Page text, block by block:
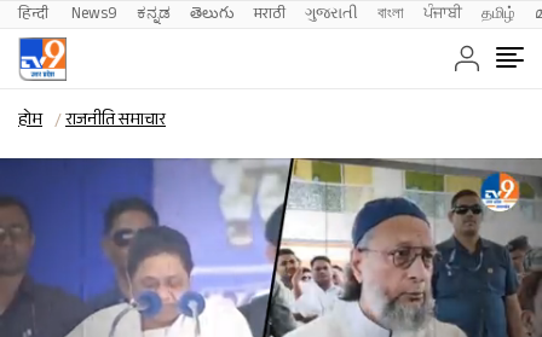
हिन्दी News9 ಕನ್ನಡ తెలుగు मराठी ગુજરાતી বাংলা ਪੰਜਾਬੀ தமிழ்
होम राजनीति समाचार